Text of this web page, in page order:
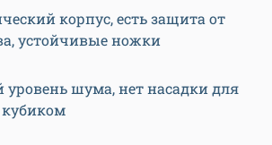
корпус, есть защита от
устойчивые ножки
шума, нет насадки для